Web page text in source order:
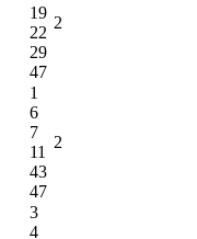
19
22
29
47
2
1
6
7
11
43
47
2
3
4